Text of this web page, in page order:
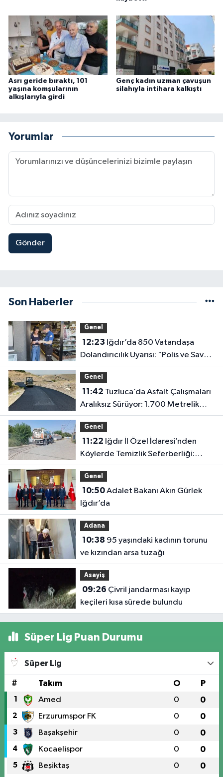
Asrı geride bıraktı, 101
yaşına komşularının
alkışlarıyla girdi
Genç kadın uzman çavuşun
silahıyla intihara kalkıştı
Yorumlar
Gönder
Son Haberler
Genel
12:23
Dolandırıcılık Uyarısı: “Polis ve Savcı
Para İstemez”
Genel
11:42
Aralıksız Sürüyor: 1.700 Metrelik
Kısım Tamamlandı
Genel
11:22
Köylerde Temizlik Seferberliği:
“Daha Yaşanabilir Çevre İçin
Sahadayız”
Genel
10:50Adalet Bakanı Akın Gürlek
Iğdır’da
Adana
10:38
ve kızından arsa tuzağı
Asayiş
09:26
keçileri kısa sürede bulundu
Süper Lig Puan Durumu
Süper Lig
# Takım O P
1 Amed 0 0
2 Erzurumspor FK 0 0
3 Başakşehir 0 0
4 Kocaelispor 0 0
5 Beşiktaş 0 0